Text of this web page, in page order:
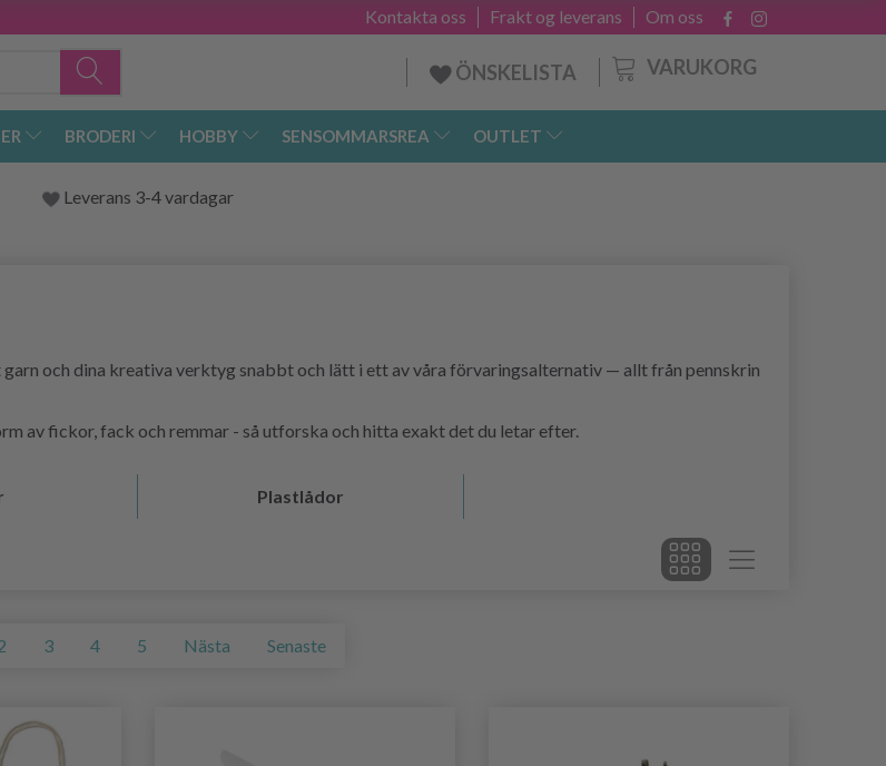
Om oss
Frakt og leverans
Kontakta oss
VARUKORG
ÖNSKELISTA
BRODERI HOBBY SENSOMMARSREA OUTLET
Leverans 3-4 vardagar
och dina kreativa verktyg snabbt och lätt i ett av våra förvaringsalternativ — allt från pennskrin
av fickor, fack och remmar - så utforska och hitta exakt det du letar efter.
Plastlådor
3 4 5 Nästa Senaste